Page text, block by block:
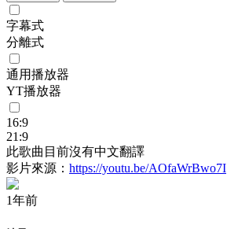
字幕式
分離式
通用播放器
YT播放器
16:9
21:9
此歌曲目前沒有中文翻譯
影片來源： https://youtu.be/AOfaWrBwo7I
1年前